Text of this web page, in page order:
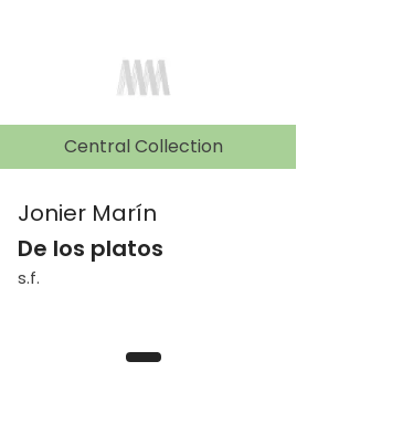
Central Collection
Jonier Marín
De los platos
s.f.